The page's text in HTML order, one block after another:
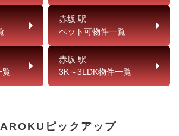
赤坂 駅
ペット可物件一覧
覧
赤坂 駅
3K～3LDK物件一覧
ピックアップ